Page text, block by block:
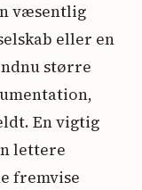
væsentlig
eller en
større
En vigtig
lettere
fremvise